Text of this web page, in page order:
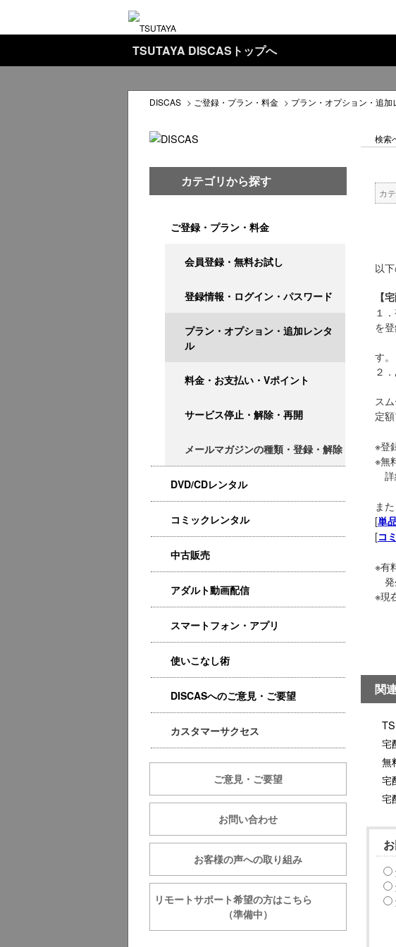
TSUTAYA DISCASトップへ
DISCAS > ご登録・プラン・料金 > プラン・オプション・追加
カテゴリから探す
ご登録・プラン・料金
会員登録・無料お試し
登録情報・ログイン・パスワード
プラン・オプション・追加レンタ
ル
料金・お支払い・Vポイント
サービス停止・解除・再開
メールマガジンの種類・登録・解除
DVD/CDレンタル
コミックレンタル
中古販売
アダルト動画配信
スマートフォン・アプリ
使いこなし術
DISCASへのご意見・ご要望
カスタマーサクセス
ご意見・ご要望
お問い合わせ
お客様の声への取り組み
リモートサポート希望の方はこちら
（準備中）
検索
カ
以
【
１
を登
（
す
２
ス
定
※登
※無
詳
ま
[単
[コ
※有
発
※現
関
宅
無
宅
宅